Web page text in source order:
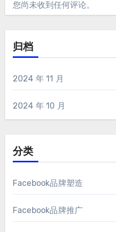
您尚未收到任何评论。
归档
2024 年 11 月
2024 年 10 月
分类
Facebook品牌塑造
Facebook品牌推广